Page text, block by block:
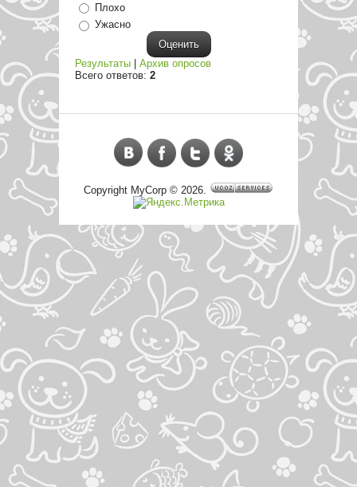
Плохо
Ужасно
Результаты
Архив опросов
Всего ответов: 2
Copyright MyCorp © 2026